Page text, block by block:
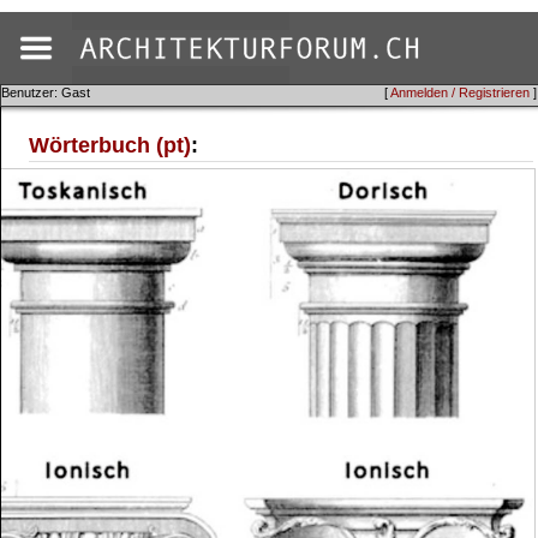
[Anmelden / Registrieren ]
Benutzer: Gast
Wörterbuch (pt):